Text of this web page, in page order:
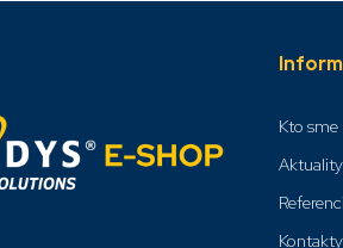
Kto sme
Aktuality
Kontakty